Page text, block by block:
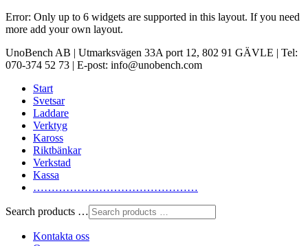
Error: Only up to 6 widgets are supported in this layout. If you need
more add your own layout.
UnoBench AB | Utmarksvägen 33A port 12, 802 91 GÄVLE | Tel:
070-374 52 73 | E-post: info@unobench.com
Start
Svetsar
Laddare
Verktyg
Kaross
Riktbänkar
Verkstad
Kassa
………………………………………
Search products …
Kontakta oss